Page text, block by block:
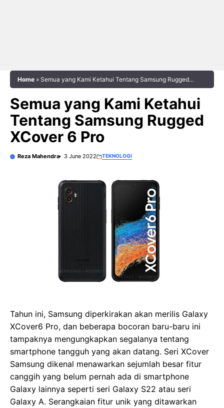
Home » Semua yang Kami Ketahui Tentang Samsung Rugged
Semua yang Kami Ketahui
Tentang Samsung Rugged
XCover 6 Pro
Reza Mahendra 3 June 2022 TEKNOLOGI
Tahun ini, Samsung diperkirakan akan merilis Galaxy
XCover6 Pro, dan beberapa bocoran baru-baru ini
tampaknya mengungkapkan segalanya tentang
smartphone tangguh yang akan datang. Seri XCover
Samsung dikenal menawarkan sejumlah besar fitur
canggih yang belum pernah ada di smartphone
Galaxy lainnya seperti seri Galaxy S22 atau seri
Galaxy A. Serangkaian fitur unik yang ditawarkan